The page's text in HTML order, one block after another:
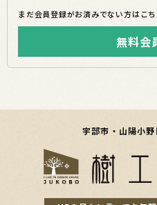
まだ会員登録がお済みでない方はこち
無料会
宇部市・山陽小